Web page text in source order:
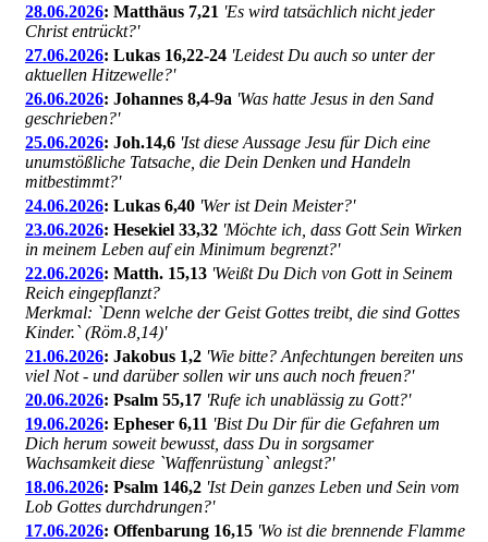
28.06.2026: Matthäus 7,21 'Es wird tatsächlich nicht jeder
Christ entrückt?'
27.06.2026: Lukas 16,22-24 'Leidest Du auch so unter der
aktuellen Hitzewelle?'
26.06.2026: Johannes 8,4-9a 'Was hatte Jesus in den Sand
geschrieben?'
25.06.2026: Joh.14,6 'Ist diese Aussage Jesu für Dich eine
unumstößliche Tatsache, die Dein Denken und Handeln
mitbestimmt?'
24.06.2026: Lukas 6,40 'Wer ist Dein Meister?'
23.06.2026: Hesekiel 33,32 'Möchte ich, dass Gott Sein Wirken
in meinem Leben auf ein Minimum begrenzt?'
22.06.2026: Matth. 15,13 'Weißt Du Dich von Gott in Seinem
Reich eingepflanzt?
Merkmal: `Denn welche der Geist Gottes treibt, die sind Gottes
Kinder.` (Röm.8,14)'
21.06.2026: Jakobus 1,2 'Wie bitte? Anfechtungen bereiten uns
viel Not - und darüber sollen wir uns auch noch freuen?'
20.06.2026: Psalm 55,17 'Rufe ich unablässig zu Gott?'
19.06.2026: Epheser 6,11 'Bist Du Dir für die Gefahren um
Dich herum soweit bewusst, dass Du in sorgsamer
Wachsamkeit diese `Waffenrüstung` anlegst?'
18.06.2026: Psalm 146,2 'Ist Dein ganzes Leben und Sein vom
Lob Gottes durchdrungen?'
17.06.2026: Offenbarung 16,15 'Wo ist die brennende Flamme